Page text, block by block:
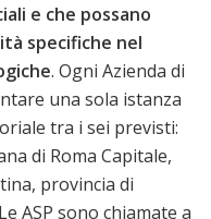
e che possano
specifiche nel
. Ogni Azienda di
una sola istanza
tra i sei previsti:
di Roma Capitale,
provincia di
ASP sono chiamate a